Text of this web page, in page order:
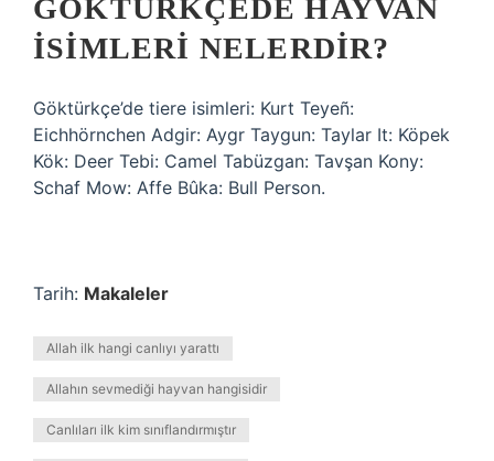
GÖKTÜRKÇEDE HAYVAN
ISIMLERI NELERDIR?
Göktürkçe’de tiere isimleri: Kurt Teyeñ:
Eichhörnchen Adgir: Aygr Taygun: Taylar It: Köpek
Kök: Deer Tebi: Camel Tabüzgan: Tavşan Kony:
Schaf Mow: Affe Bûka: Bull Person.
Tarih: Makaleler
Allah ilk hangi canlıyı yarattı
Allahın sevmediği hayvan hangisidir
Canlıları ilk kim sınıflandırmıştır